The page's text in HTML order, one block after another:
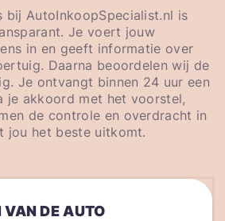
bij AutoInkoopSpecialist.nl is
Je voert jouw
in en geeft informatie over
Daarna beoordelen wij de
Je ontvangt binnen 24 uur een
je akkoord met het voorstel,
de controle en overdracht in
jou het beste uitkomt.
DE AUTO